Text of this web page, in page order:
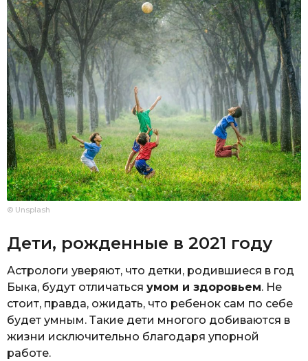
© Unsplash
Дети, рожденные в 2021 году
Астрологи уверяют, что детки, родившиеся в год
Быка, будут отличаться умом и здоровьем. Не
стоит, правда, ожидать, что ребенок сам по себе
будет умным. Такие дети многого добиваются в
жизни исключительно благодаря упорной
работе.